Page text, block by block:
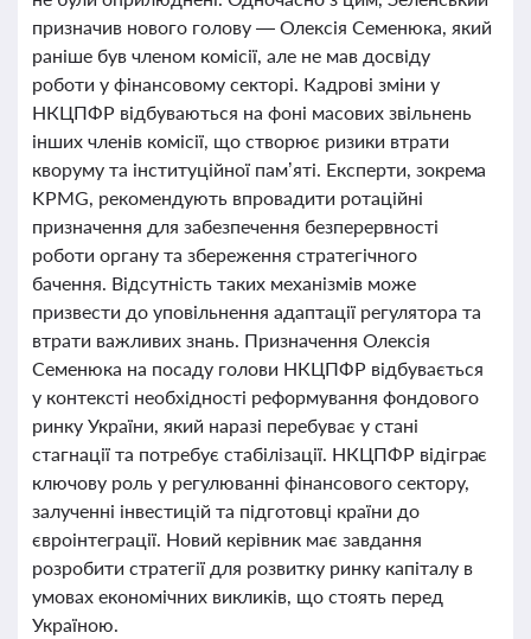
призначив нового голову — Олексія Семенюка, який
раніше був членом комісії, але не мав досвіду
роботи у фінансовому секторі. Кадрові зміни у
НКЦПФР відбуваються на фоні масових звільнень
інших членів комісії, що створює ризики втрати
кворуму та інституційної пам’яті. Експерти, зокрема
KPMG, рекомендують впровадити ротаційні
призначення для забезпечення безперервності
роботи органу та збереження стратегічного
бачення. Відсутність таких механізмів може
призвести до уповільнення адаптації регулятора та
втрати важливих знань. Призначення Олексія
Семенюка на посаду голови НКЦПФР відбувається
у контексті необхідності реформування фондового
ринку України, який наразі перебуває у стані
стагнації та потребує стабілізації. НКЦПФР відіграє
ключову роль у регулюванні фінансового сектору,
залученні інвестицій та підготовці країни до
євроінтеграції. Новий керівник має завдання
розробити стратегії для розвитку ринку капіталу в
умовах економічних викликів, що стоять перед
Україною.